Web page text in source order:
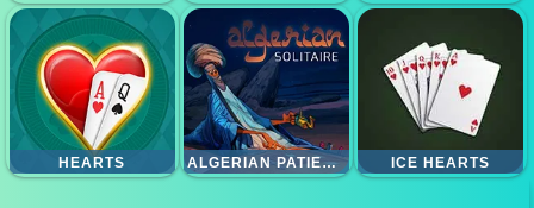
HEARTS ALGERIAN PATIENCE ICE HEARTS